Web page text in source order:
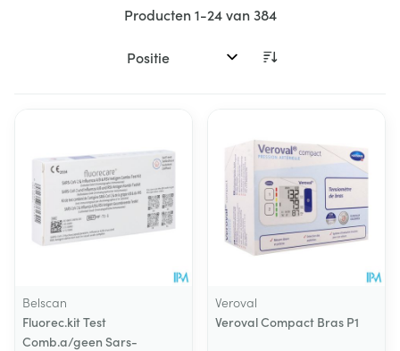
Producten1-24van384
Sorteer op:
Belscan
Fluorec.kit Test
Comb.a/geen Sars-
Veroval
Veroval Compact Bras P1